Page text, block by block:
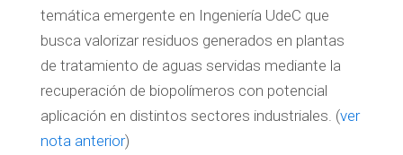
temática emergente en Ingeniería UdeC que
busca valorizar residuos generados en plantas
de tratamiento de aguas servidas mediante la
recuperación de biopolímeros con potencial
aplicación en distintos sectores industriales. (ver
nota anterior)